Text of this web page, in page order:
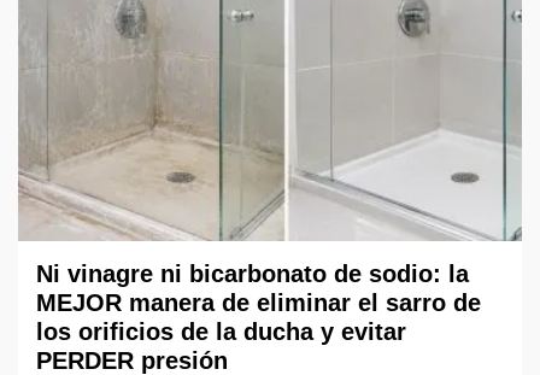
Ni vinagre ni bicarbonato de sodio: la
MEJOR manera de eliminar el sarro de
los orificios de la ducha y evitar
PERDER presión